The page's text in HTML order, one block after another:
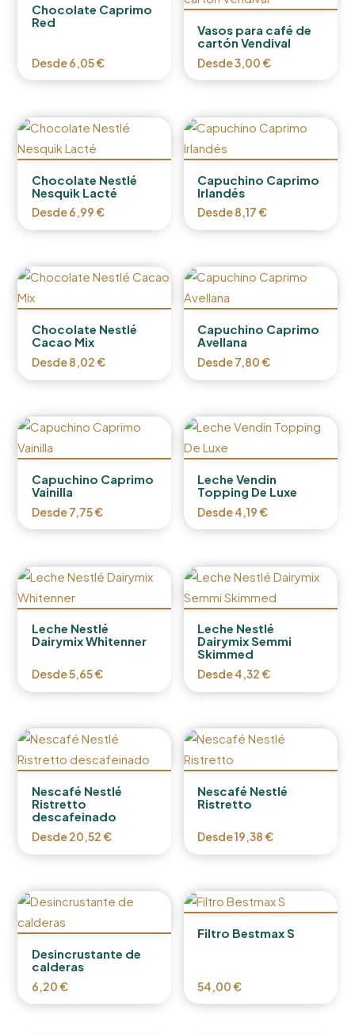
Chocolate Caprimo
Red
Desde6,05€
Vasos para café de
cartón Vendival
Desde3,00€
Chocolate Nestlé
Nesquik Lacté
Desde6,99€
Capuchino Caprimo
Irlandés
Desde8,17€
Chocolate Nestlé
Cacao Mix
Desde8,02€
Capuchino Caprimo
Avellana
Desde7,80€
Capuchino Caprimo
Vainilla
Desde7,75€
Leche Vendin
Topping De Luxe
Desde4,19€
Leche Nestlé
Dairymix Whitenner
Desde5,65€
Leche Nestlé
Dairymix Semmi
Skimmed
Desde4,32€
Nescafé Nestlé
Ristretto
descafeinado
Desde20,52€
Nescafé Nestlé
Ristretto
Desde19,38€
Desincrustante de
calderas
6,20€
Filtro Bestmax S
54,00€